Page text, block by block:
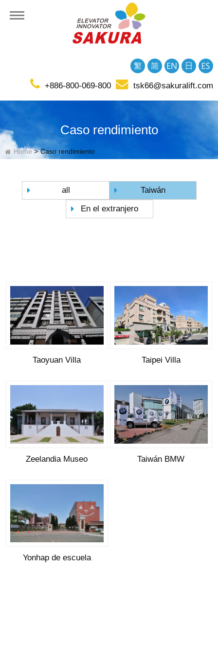
+886-800-069-800 tsk66@sakuralift.com
Caso rendimiento
Home Caso rendimiento
all
Taiwán
En el extranjero
Taoyuan Villa Taipei Villa
Zeelandia Museo Taiwán BMW
Yonhap de escuela